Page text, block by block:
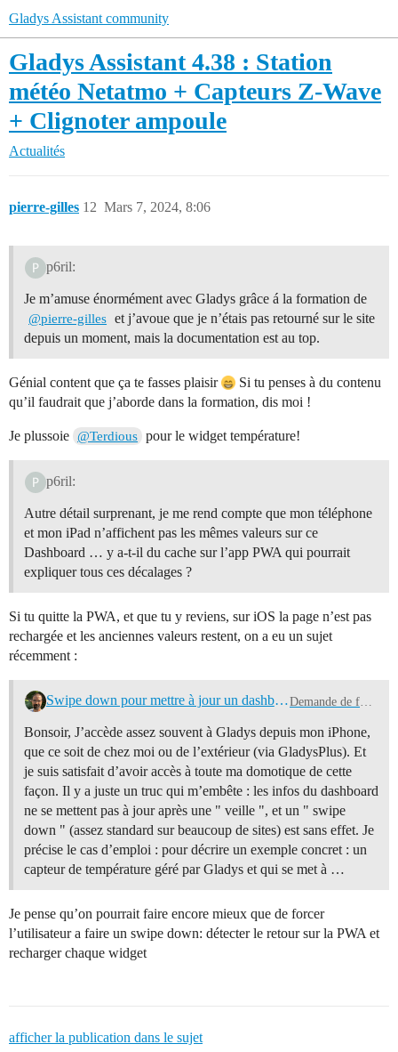
Gladys Assistant community
Gladys Assistant 4.38 : Station
météo Netatmo + Capteurs Z-Wave
+ Clignoter ampoule
Actualités
pierre-gilles Mars 7, 2024, 8:06
12
p6ril:
Je m’amuse énormément avec Gladys grâce á la formation de
@pierre-gilles et j’avoue que je n’étais pas retourné sur le site
depuis un moment, mais la documentation est au top.
Génial content que ça te fasses plaisir
Si tu penses à du contenu
qu’il faudrait que j’aborde dans la formation, dis moi !
Je plussoie @Terdious pour le widget température!
p6ril:
Autre détail surprenant, je me rend compte que mon téléphone
et mon iPad n’affichent pas les mêmes valeurs sur ce
Dashboard … y a-t-il du cache sur l’app PWA qui pourrait
expliquer tous ces décalages ?
Si tu quitte la PWA, et que tu y reviens, sur iOS la page n’est pas
rechargée et les anciennes valeurs restent, on a eu un sujet
récemment :
Swipe down pour mettre à jour un dashboard Gladys sur smartphone
Bonsoir, J’accède assez souvent à Gladys depuis mon iPhone,
que ce soit de chez moi ou de l’extérieur (via GladysPlus). Et
je suis satisfait d’avoir accès à toute ma domotique de cette
façon. Il y a juste un truc qui m’embête : les infos du dashboard
ne se mettent pas à jour après une " veille ", et un " swipe
down " (assez standard sur beaucoup de sites) est sans effet. Je
précise le cas d’emploi : pour décrire un exemple concret : un
capteur de température géré par Gladys et qui se met à …
Je pense qu’on pourrait faire encore mieux que de forcer
l’utilisateur a faire un swipe down: détecter le retour sur la PWA et
recharger chaque widget
afficher la publication dans le sujet